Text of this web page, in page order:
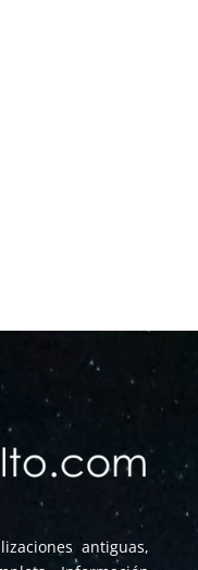
antiguas,